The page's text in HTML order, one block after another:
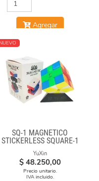
Agregar
NUEVO
SQ-1 MAGNÉTICO
STICKERLESS SQUARE-1
YuXin
$ 48.250,00
Precio unitario.
IVA incluido.